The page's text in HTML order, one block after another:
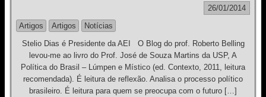
26/01/2014
Artigos
Artigos
Notícias
Stelio Dias é Presidente da AEI O Blog do prof. Roberto Belling
levou-me ao livro do Prof. José de Souza Martins da USP, A
Política do Brasil – Lúmpen e Místico (ed. Contexto, 2011, leitura
recomendada). É leitura de reflexão. Analisa o processo político
brasileiro. É leitura para quem se preocupa com o futuro […]